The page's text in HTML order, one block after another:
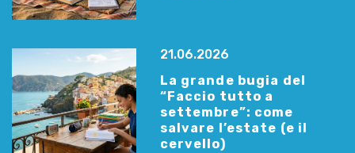
21.06.2026
La grande bugia del
“Faccio tutto a
settembre”: come
salvare l’estate (e il
cervello)